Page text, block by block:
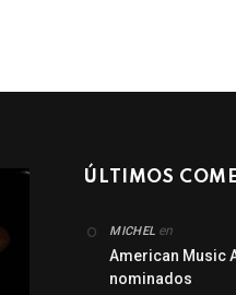
ÚLTIMOS
MICHEL en
American Music
nominados